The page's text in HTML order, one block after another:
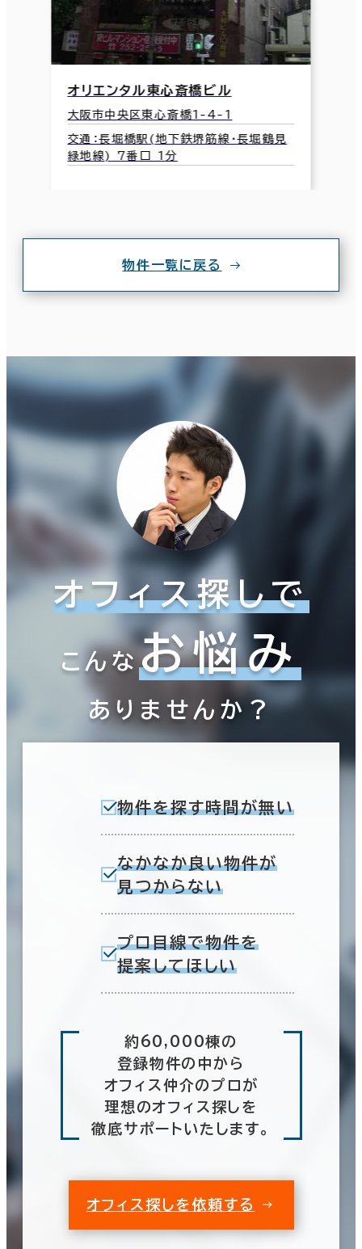
オリエンタル東心斎橋ビル
大阪市中央区東心斎橋1-4-1
交通：長堀橋駅(地下鉄堺筋線･長堀鶴見
緑地線) 7番口 1分
物件一覧に戻る
オフィス探しで
こんなお悩み
ありませんか？
物件を探す時間が無い
なかなか良い物件が
見つからない
プロ目線で物件を
提案してほしい
約60,000棟の
登録物件の中から
オフィス仲介のプロが
理想のオフィス探しを
徹底サポートいたします。
オフィス探しを依頼する